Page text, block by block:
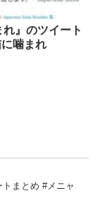
れ』のツイート
噛まれ
トまとめ #メニャ